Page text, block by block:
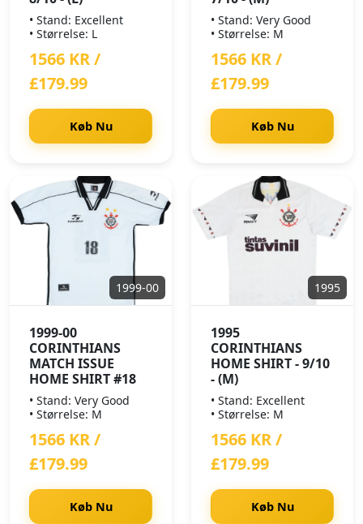
• Stand: Excellent
• Størrelse: L
1566 KR /
£179.99
Køb Nu
• Stand: Very Good
• Størrelse: M
1566 KR /
£179.99
Køb Nu
1999-00
1999-00
CORINTHIANS
MATCH ISSUE
HOME SHIRT #18
• Stand: Very Good
• Størrelse: M
1566 KR /
£179.99
Køb Nu
1995
1995
CORINTHIANS
HOME SHIRT - 9/10
- (M)
• Stand: Excellent
• Størrelse: M
1566 KR /
£179.99
Køb Nu